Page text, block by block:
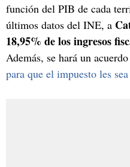
función del PIB de cada
últimos datos del INE, a
18,95% de los ingresos
Además, se hará un
para que el impuesto les